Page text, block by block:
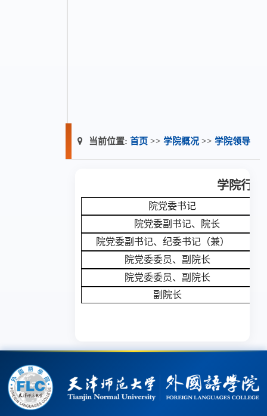
当前位置: 首页 >> 学院概况>> 学院领导
学院行
院党委书记
院党委副书记、院长
院党委副书记、纪委书记（兼）
院党委委员、副院长
院党委委员、 副院长
副院长